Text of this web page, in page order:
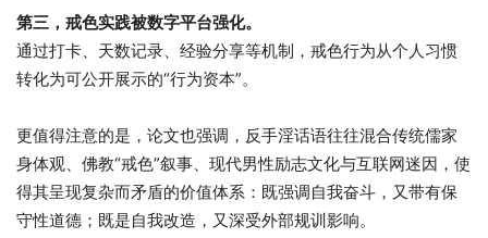
第三，戒色实践被数字平台强化。
通过打卡、天数记录、经验分享等机制，戒色行为从个人习惯
转化为可公开展示的“行为资本”。
更值得注意的是，论文也强调，反手淫话语往往混合传统儒家
身体观、佛教“戒色”叙事、现代男性励志文化与互联网迷因，使
得其呈现复杂而矛盾的价值体系：既强调自我奋斗，又带有保
守性道德；既是自我改造，又深受外部规训影响。